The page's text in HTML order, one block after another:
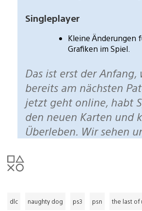
Singleplayer
Kleine Änderungen
Grafiken im Spiel.
Das ist erst der Anfang, wir arbeiten
bereits am nächsten
jetzt geht online, habt
den neuen Karten und
Überleben. Wir sehen
dlc naughty dog ps3 psn the last of